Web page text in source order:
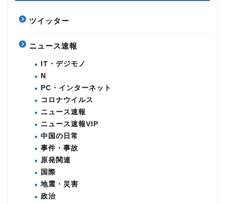
ツイッター
ニュース速報
IT・デジモノ
N
PC・インターネット
コロナウイルス
ニュース速報
ニュース速報VIP
中国の日常
事件・事故
原発関連
国際
地震・災害
政治